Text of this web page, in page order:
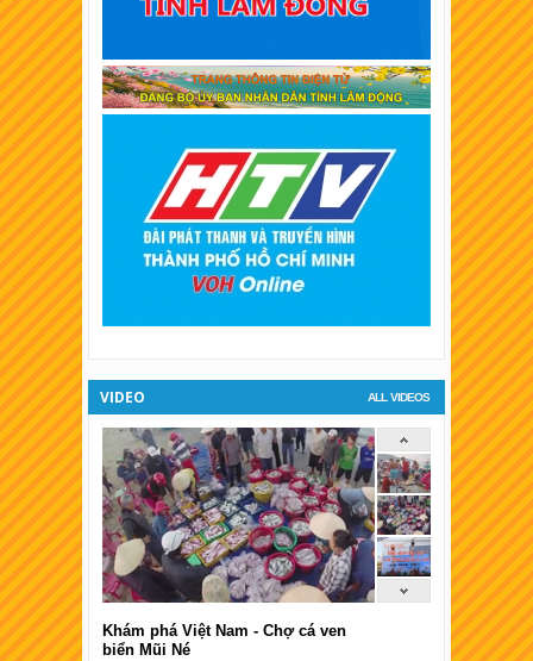
XSKT Vĩnh Long
XSKT Bình Dương
XSKT Long An
XSKT Bình Phước
XSKT Tiền Giang
XSKT Đà Lạt
ALL VIDEOS
VIDEO
Khám phá Việt Nam - Chợ cá ven
biển Mũi Né